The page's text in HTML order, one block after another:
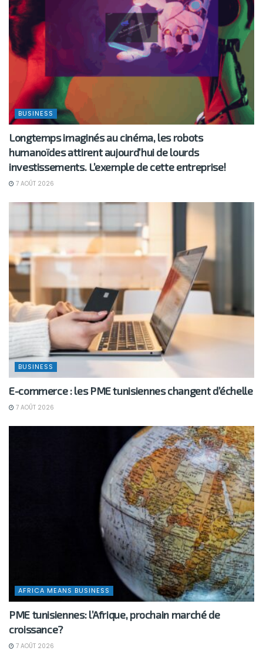
BUSINESS
Longtemps imaginés au cinéma, les robots
humanoïdes attirent aujourd’hui de lourds
investissements. L’exemple de cette entreprise!
7 AOÛT 2026
BUSINESS
E-commerce : les PME tunisiennes changent d’échelle
7 AOÛT 2026
AFRICA MEANS BUSINESS
PME tunisiennes: l’Afrique, prochain marché de
croissance?
7 AOÛT 2026